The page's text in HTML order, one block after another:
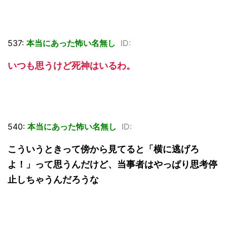
537: 本当にあった怖い名無し ID:
いつも思うけど死神はいるわ。
540: 本当にあった怖い名無し ID:
こういうときって傍から見てると「横に逃げろ
よ！」って思うんだけど、当事者はやっぱり思考停
止しちゃうんだろうな